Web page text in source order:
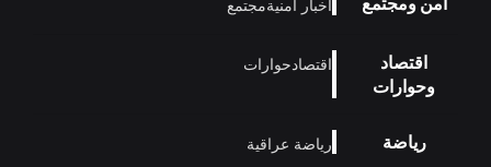
أخبار أمنيةمجتمع
اقتصاد
وحوارات
اقتصادحوارات
رياضة رياضة عراقية